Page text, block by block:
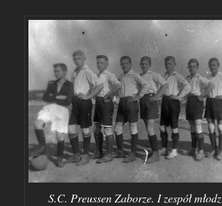
S.C. Preussen Zaborze. I zespół